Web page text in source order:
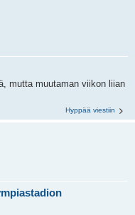
mutta muutaman viikon liian
Hyppää viestiin